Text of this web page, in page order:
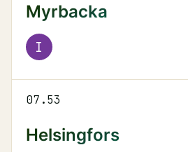
Myrbacka
I
07.53
Helsingfors